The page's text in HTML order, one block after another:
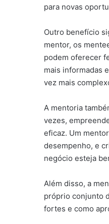
para novas
Outro benefício
mentor, os
podem oferecer
mais informadas
vez mais
A mentoria
vezes,
eficaz. Um
desempenho, e
negócio esteja
Além disso, a
próprio conjunto
fortes e como